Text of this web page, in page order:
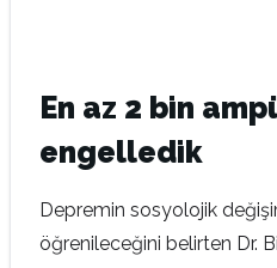
En az 2 bin
engelledik
Depremin sosyolojik
öğrenileceğini belirten Dr.